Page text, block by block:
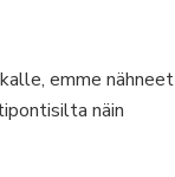
emme nähneet
näin